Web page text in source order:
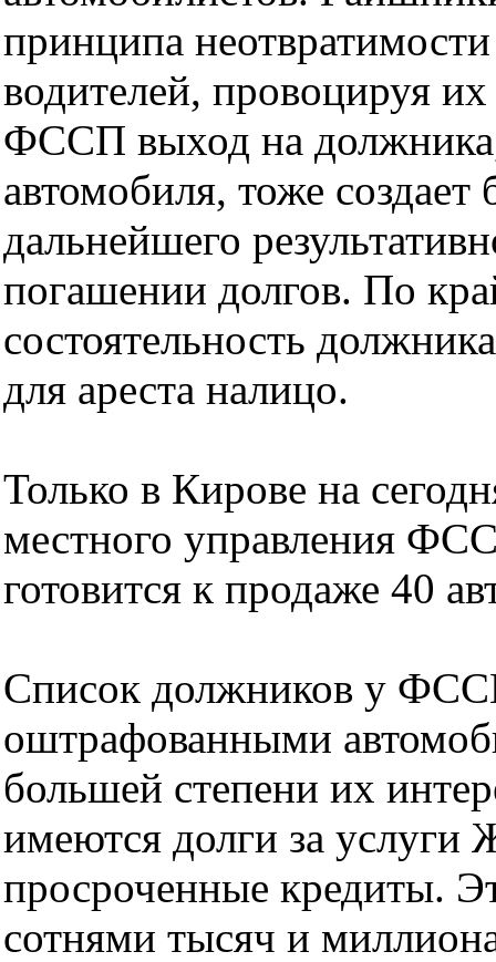
принципа
водителей, провоцируя
ФССП выход на
автомобиля, тоже
дальнейшего
погашении долгов. По
состоятельность
для ареста налицо.
Только в Кирове на
местного управления
готовится к продаже 40
Список должников у
оштрафованными
большей степени их
имеются долги за
просроченные кредиты.
сотнями тысяч и